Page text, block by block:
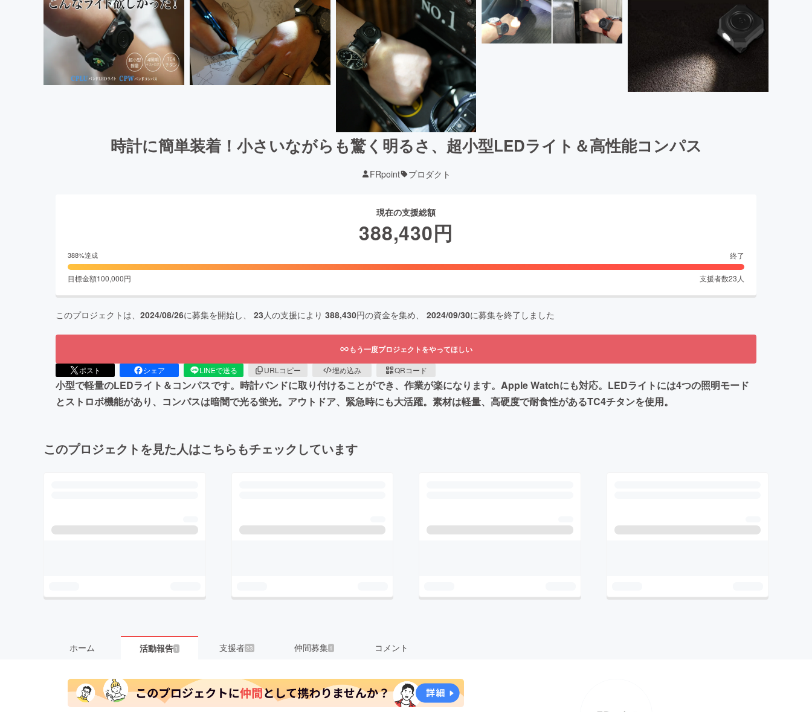
時計に簡単装着！小さいながらも驚く明るさ、超小型LEDライト＆高性能コンパス
FRpoint プロダクト
現在の支援総額
388,430円
388%達成 終了
目標金額100,000円 支援者数23 人
このプロジェクトは、 2024/08/26に募集を開始し、 23 人の支援により 388,430円の資金を集め、 2024/09/30に募集を終了しました
もう一度プロジェクトをやってほしい
ポスト シェア LINEで送る URLコピー 埋め込み QRコード
小型で軽量のLEDライト＆コンパスです。時計バンドに取り付けることができ、作業が楽になります。Apple Watchにも対応。LEDライトには4つの照明モード
とストロボ機能があり、コンパスは暗闇で光る蛍光。アウトドア、緊急時にも大活躍。素材は軽量、高硬度で耐食性があるTC4チタンを使用。
このプロジェクトを見た人はこちらもチェックしています
ホーム 活動報告 1 支援者23 仲間募集 1 コメント